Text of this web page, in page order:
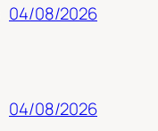
04/08/2026
04/08/2026